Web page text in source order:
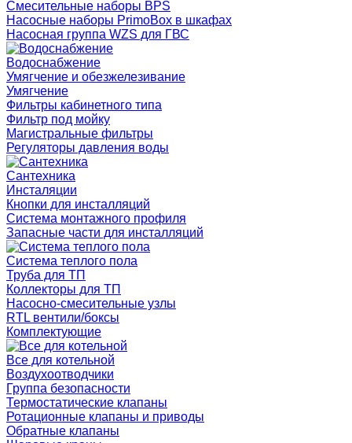
Смесительные наборы BPS
Насосные наборы PrimoBox в шкафах
Насосная группа WZS для ГВС
Водоснабжение
Умягчение и обезжелезивание
Умягчение
Фильтры кабинетного типа
Фильтр под мойку
Магистральные фильтры
Регуляторы давления воды
Сантехника
Инсталяции
Кнопки для инсталляций
Система монтажного профиля
Запасные части для инсталляций
Система теплого пола
Труба для ТП
Коллекторы для ТП
Насосно-смесительные узлы
RTL вентили/боксы
Комплектующие
Все для котельной
Воздухоотводчики
Группа безопасности
Термостатические клапаны
Ротационные клапаны и приводы
Обратные клапаны